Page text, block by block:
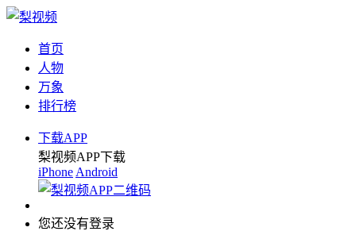
首页
人物
万象
排行榜
下载APP
梨视频APP下载
iPhone Android
您还没有登录